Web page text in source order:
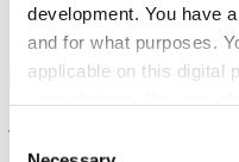
development. You have
and for what purposes.
applicable on this digital
the Privacy trigger icon.
Consent
Verhuur
Field Service
Back to Branches
Vergroot je ordercapaciteit